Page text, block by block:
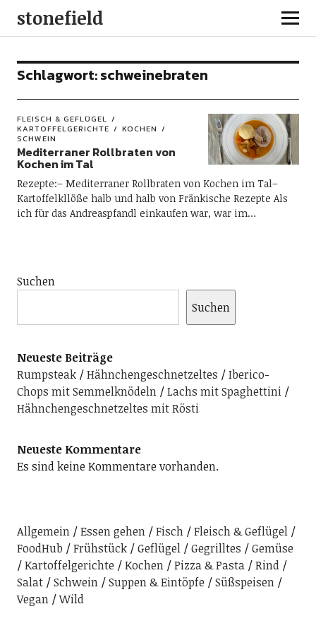
stonefield
Schlagwort:schweinebraten
FLEISCH & GEFLÜGEL
KARTOFFELGERICHTE
KOCHEN
SCHWEIN
Mediterraner Rollbraten von
Kochen im Tal
Rezepte:– Mediterraner Rollbraten von Kochen im Tal–
Kartoffelkllöße halb und halb von Fränkische Rezepte Als
ich für das Andreaspfandl einkaufen war, war im…
Suchen
Suchen
Neueste Beiträge
Rumpsteak
Hähnchengeschnetzeltes
Iberico-
Chops mit Semmelknödeln
Lachs mit Spaghettini
Hähnchengeschnetzeltes mit Rösti
Neueste Kommentare
Es sind keine Kommentare vorhanden.
Allgemein Essen gehen Fisch
Fleisch & Geflügel
FoodHub
Frühstück Geflügel Gegrilltes
Gemüse
Kartoffelgerichte
Kochen Pizza & Pasta
Rind
Salat
Schwein Suppen & Eintöpfe
Süßspeisen
Vegan
Wild